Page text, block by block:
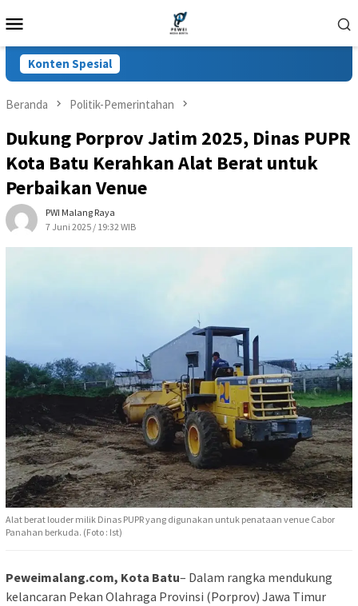
ke
Mobile
Konten Spesial
Beranda Politik-Pemerintahan
Dukung Porprov Jatim 2025, Dinas PUPR
Kota Batu Kerahkan Alat Berat untuk
Perbaikan Venue
PWI Malang Raya
7 Juni 2025 / 19:32 WIB
Alat berat louder milik Dinas PUPR yang digunakan untuk penataan venue Cabor
Panahan berkuda. (Foto : Ist)
Peweimalang.com, Kota Batu– Dalam rangka mendukung
kelancaran Pekan Olahraga Provinsi (Porprov) Jawa Timur